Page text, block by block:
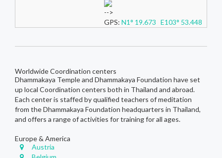
-->
GPS: N1° 19.673 E103° 53.448
Worldwide Coordination centers
Dhammakaya Temple and Dhammakaya Foundation have set
up local Coordination centers both in Thailand and abroad.
Each center is staffed by qualified teachers of meditation
from the Dhammakaya Foundation headquarters in Thailand,
and offers a range of activities for training for all ages.
Europe & America
Austria